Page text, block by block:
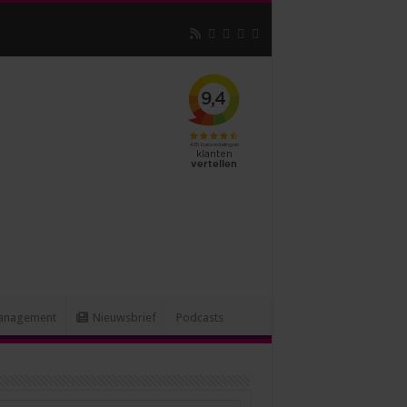
Nieuwsbrief Podcasts